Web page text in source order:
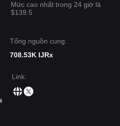
Mức cao nhất trong 24 giờ là
$139.5
Tổng nguồn cung:
708.53K IJRx
Link: